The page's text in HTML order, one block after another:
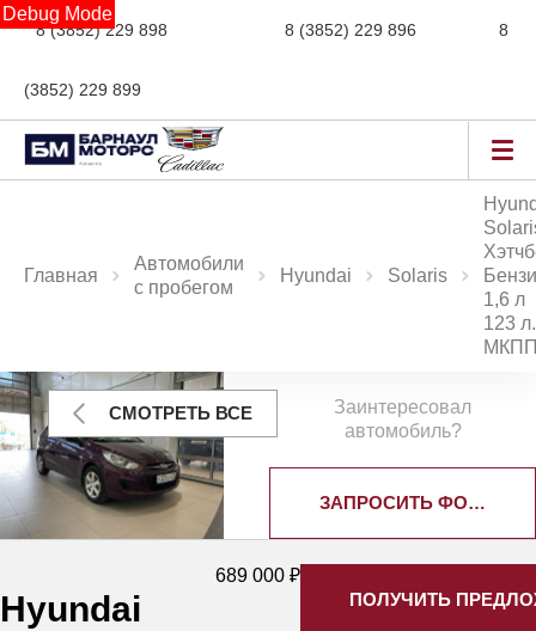
Debug Mode
8 (3852) 229 898 8 (3852) 229 896 8
(3852) 229 899
Главная
Автомобили
с пробегом
Hyundai Solaris
1,6 л
123
СМОТРЕТЬ ВСЕ
Заинтересовал
автомобиль?
ЗАПРОСИТЬ
Hyundai
689 000 ₽
ПОЛУЧИТЬ